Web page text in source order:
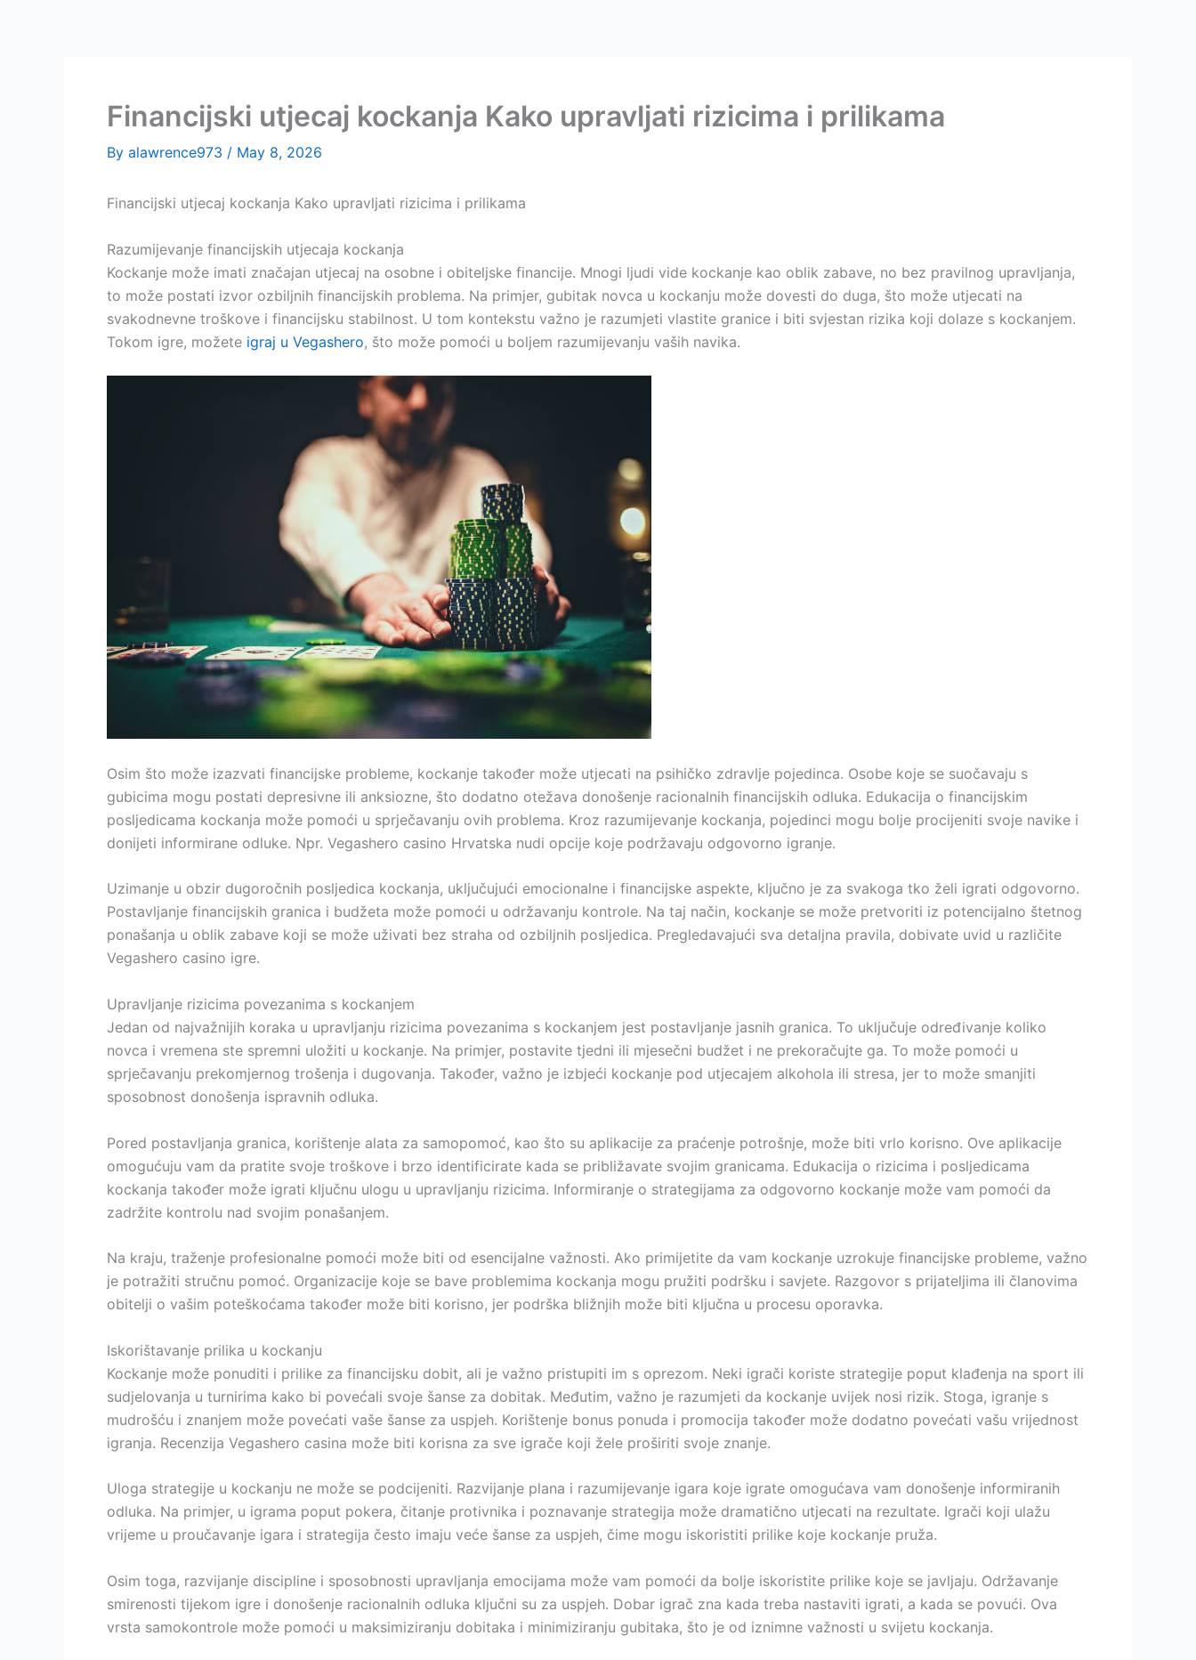
Financijski utjecaj kockanja Kako upravljati rizicima i prilikama
By alawrence973 / May 8, 2026
Financijski utjecaj kockanja Kako upravljati rizicima i prilikama
Razumijevanje financijskih utjecaja kockanja
Kockanje može imati značajan utjecaj na osobne i obiteljske financije. Mnogi ljudi vide kockanje kao oblik zabave, no bez pravilnog upravljanja,
to može postati izvor ozbiljnih financijskih problema. Na primjer, gubitak novca u kockanju može dovesti do duga, što može utjecati na
svakodnevne troškove i financijsku stabilnost. U tom kontekstu važno je razumjeti vlastite granice i biti svjestan rizika koji dolaze s kockanjem.
Tokom igre, možete igraj u Vegashero, što može pomoći u boljem razumijevanju vaših navika.
Osim što može izazvati financijske probleme, kockanje također može utjecati na psihičko zdravlje pojedinca. Osobe koje se suočavaju s
gubicima mogu postati depresivne ili anksiozne, što dodatno otežava donošenje racionalnih financijskih odluka. Edukacija o financijskim
posljedicama kockanja može pomoći u sprječavanju ovih problema. Kroz razumijevanje kockanja, pojedinci mogu bolje procijeniti svoje navike i
donijeti informirane odluke. Npr. Vegashero casino Hrvatska nudi opcije koje podržavaju odgovorno igranje.
Uzimanje u obzir dugoročnih posljedica kockanja, uključujući emocionalne i financijske aspekte, ključno je za svakoga tko želi igrati odgovorno.
Postavljanje financijskih granica i budžeta može pomoći u održavanju kontrole. Na taj način, kockanje se može pretvoriti iz potencijalno štetnog
ponašanja u oblik zabave koji se može uživati bez straha od ozbiljnih posljedica. Pregledavajući sva detaljna pravila, dobivate uvid u različite
Vegashero casino igre.
Upravljanje rizicima povezanima s kockanjem
Jedan od najvažnijih koraka u upravljanju rizicima povezanima s kockanjem jest postavljanje jasnih granica. To uključuje određivanje koliko
novca i vremena ste spremni uložiti u kockanje. Na primjer, postavite tjedni ili mjesečni budžet i ne prekoračujte ga. To može pomoći u
sprječavanju prekomjernog trošenja i dugovanja. Također, važno je izbjeći kockanje pod utjecajem alkohola ili stresa, jer to može smanjiti
sposobnost donošenja ispravnih odluka.
Pored postavljanja granica, korištenje alata za samopomoć, kao što su aplikacije za praćenje potrošnje, može biti vrlo korisno. Ove aplikacije
omogućuju vam da pratite svoje troškove i brzo identificirate kada se približavate svojim granicama. Edukacija o rizicima i posljedicama
kockanja također može igrati ključnu ulogu u upravljanju rizicima. Informiranje o strategijama za odgovorno kockanje može vam pomoći da
zadržite kontrolu nad svojim ponašanjem.
Na kraju, traženje profesionalne pomoći može biti od esencijalne važnosti. Ako primijetite da vam kockanje uzrokuje financijske probleme, važno
je potražiti stručnu pomoć. Organizacije koje se bave problemima kockanja mogu pružiti podršku i savjete. Razgovor s prijateljima ili članovima
obitelji o vašim poteškoćama također može biti korisno, jer podrška bližnjih može biti ključna u procesu oporavka.
Iskorištavanje prilika u kockanju
Kockanje može ponuditi i prilike za financijsku dobit, ali je važno pristupiti im s oprezom. Neki igrači koriste strategije poput klađenja na sport ili
sudjelovanja u turnirima kako bi povećali svoje šanse za dobitak. Međutim, važno je razumjeti da kockanje uvijek nosi rizik. Stoga, igranje s
mudrošću i znanjem može povećati vaše šanse za uspjeh. Korištenje bonus ponuda i promocija također može dodatno povećati vašu vrijednost
igranja. Recenzija Vegashero casina može biti korisna za sve igrače koji žele proširiti svoje znanje.
Uloga strategije u kockanju ne može se podcijeniti. Razvijanje plana i razumijevanje igara koje igrate omogućava vam donošenje informiranih
odluka. Na primjer, u igrama poput pokera, čitanje protivnika i poznavanje strategija može dramatično utjecati na rezultate. Igrači koji ulažu
vrijeme u proučavanje igara i strategija često imaju veće šanse za uspjeh, čime mogu iskoristiti prilike koje kockanje pruža.
Osim toga, razvijanje discipline i sposobnosti upravljanja emocijama može vam pomoći da bolje iskoristite prilike koje se javljaju. Održavanje
smirenosti tijekom igre i donošenje racionalnih odluka ključni su za uspjeh. Dobar igrač zna kada treba nastaviti igrati, a kada se povući. Ova
vrsta samokontrole može pomoći u maksimiziranju dobitaka i minimiziranju gubitaka, što je od iznimne važnosti u svijetu kockanja.